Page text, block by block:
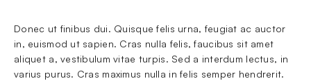
Donec ut finibus dui. Quisque felis urna, feugiat ac auctor
in, euismod ut sapien. Cras nulla felis, faucibus sit amet
aliquet a, vestibulum vitae turpis. Sed a interdum lectus, in
varius purus. Cras maximus nulla in felis semper hendrerit.